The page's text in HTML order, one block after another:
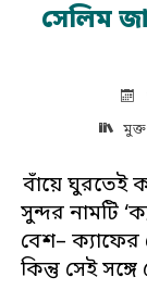
সেলিম
বাঁয়ে ঘুরতেই
সুন্দর নামটি
বেশ–
কিন্তু সেই